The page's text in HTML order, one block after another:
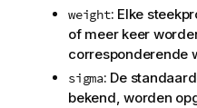
weight: Elke
of meer keer
corresponderende
sigma: De
bekend, worden